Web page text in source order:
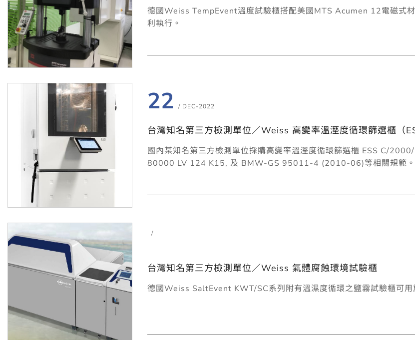
德國Weiss TempEvent溫度試驗櫃搭配美國MTS Acumen 12電磁式
利執行。
22 / DEC-2022
台灣知名第三方檢測單位／Weiss 高變率溫溼度循環篩選櫃（
國內某知名第三方檢測單位採購高變率溫溼度循環篩選櫃 ESS C/
80000 LV 124 K15, 及 BMW-GS 95011-4 (2010-06)等相關規範。
/
台灣知名第三方檢測單位／Weiss 氣體腐蝕環境試驗櫃
德國Weiss SaltEvent KWT/SC系列附有溫濕度循環之鹽霧試驗櫃可用